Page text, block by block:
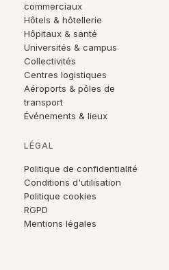
commerciaux
Hôtels & hôtellerie
Hôpitaux & santé
Universités & campus
Collectivités
Centres logistiques
Aéroports & pôles de
transport
Événements & lieux
LÉGAL
Politique de confidentialité
Conditions d'utilisation
Politique cookies
RGPD
Mentions légales